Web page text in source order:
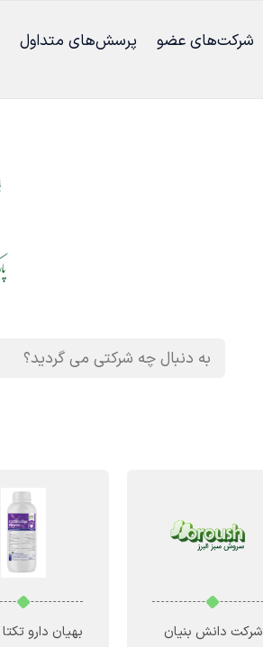
شرکت‌های عضو پرسش‌‌های متداول
شرکت دانش بنیان
بهیان دارو تکتا